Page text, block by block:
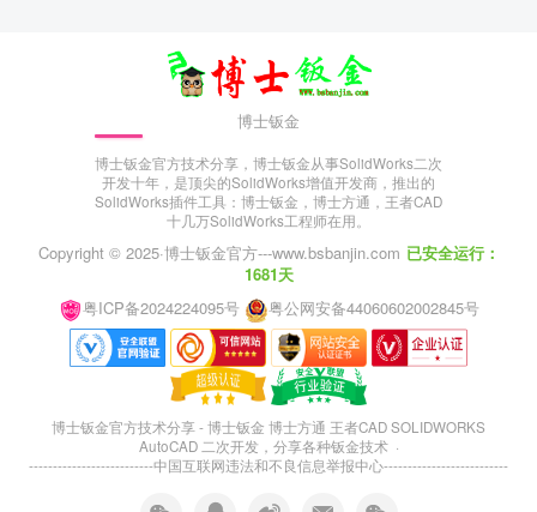
博士钣金
博士钣金官方技术分享，博士钣金从事SolidWorks二次
开发十年，是顶尖的SolidWorks增值开发商，推出的
SolidWorks插件工具：博士钣金，博士方通，王者CAD
十几万SolidWorks工程师在用。
Copyright © 2025·博士钣金官方---www.bsbanjin.com 已安全运行：
1681天
粤ICP备2024224095号
粤公网安备44060602002845号
博士钣金官方技术分享 - 博士钣金 博士方通 王者CAD SOLIDWORKS
AutoCAD 二次开发，分享各种钣金技术 ·
--------------------------中国互联网违法和不良信息举报中心--------------------------